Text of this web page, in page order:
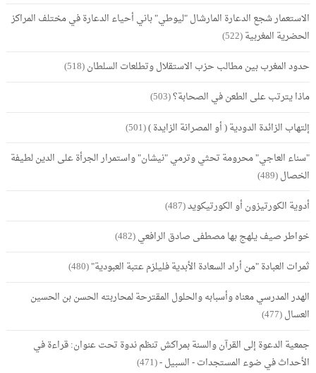
الاستعمار شجع الدعارة المارشال "ليوطي" باني أحياء الدعارة في مختلف المراكز
الحضرية المغربية(522)
حدود المغرب بين مطالب حزب الاستقلال وتطلعات السلطان(518)
ماذا يترتب على الطعن في الصحابة؟(503)
إلتهاب الزائدة الدودية ( أو المصرانة الزايدة )(501)
"سناء العاجي" محرومة تحثي وترمي "نيشان" واستمرار الجرأة على الدين لطيفة
الخصال(489)
أدوية الكورتيزون أو الكورتيكويد(487)
خواطر صيف يلهج بها مصطفى صادق الرافعي(482)
ثمرات العبادة "من أراد السعادة الأبدية فليلزم عتبة العبودية"(480)
الهدر المدرسي معناه وأسبابه والحلول المقترحة لمحاربته الحسن بن الحسين
العسال(477)
جمعية الدعوة إلى القرآن والسنة بمراكش تنظم ندوة تحت عنوان: قراءة في
الأحداث في ضوء المستجدات - السبيل -(471)